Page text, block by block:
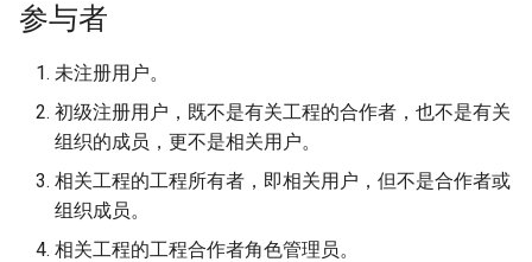
Finnish
索
Need help?
Support the QField project
Translation contribution
许可证
FAQ
Data Source and project
PostgreSQL databases
Map decorations
书签
Data Collection
Navigation and Positioning
外置路径
Advanced How To's
传感器
认证
工程合作者
角色
组织成员
角色
传播疟疾蚊子的数据收集
River state survey
农村供水系统数据收集
参与者
未注册用户。
初级注册用户，既不是有关工程的合作者，也不是有关
组织的成员，更不是相关用户。
相关工程的工程所有者，即相关用户，但不是合作者或
组织成员。
相关工程的工程合作者角色管理员。